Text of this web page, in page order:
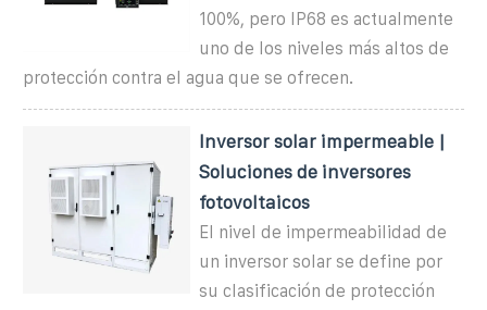
100%, pero IP68 es actualmente
uno de los niveles más altos de
protección contra el agua que se ofrecen.
Inversor solar impermeable |
Soluciones de inversores
fotovoltaicos
El nivel de impermeabilidad de
un inversor solar se define por
su clasificación de protección